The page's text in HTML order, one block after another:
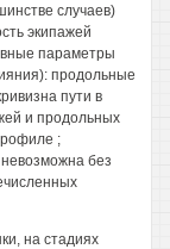
случаев)
экипажей
параметры
продольные
пути в
и продольных
;
невозможна без
на стадиях